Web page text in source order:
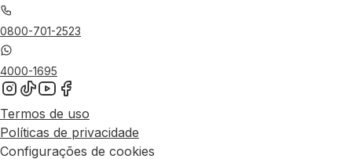
0800-701-2523
4000-1695
Termos de uso
Políticas de privacidade
Configurações de cookies